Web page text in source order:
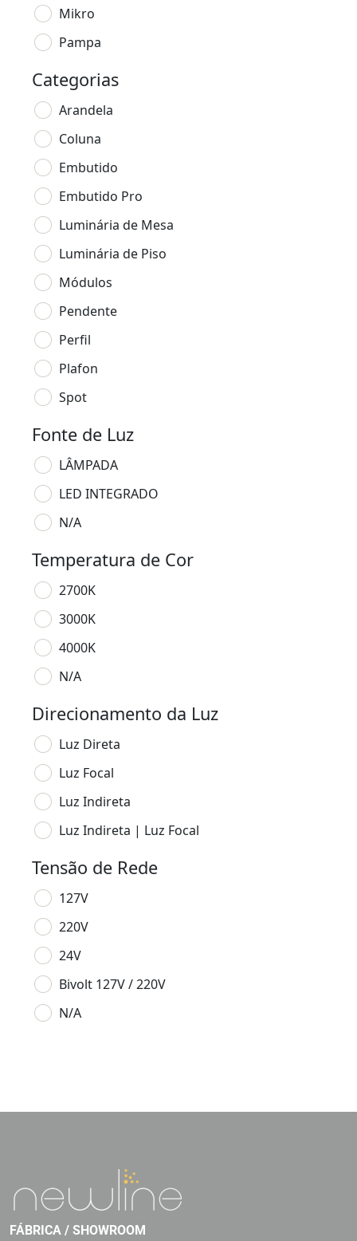
Mikro
Pampa
Categorias
Arandela
Coluna
Embutido
Embutido Pro
Luminária de Mesa
Luminária de Piso
Módulos
Pendente
Perfil
Plafon
Spot
Fonte de Luz
LÂMPADA
LED INTEGRADO
N/A
Temperatura de Cor
2700K
3000K
4000K
N/A
Direcionamento da Luz
Luz Direta
Luz Focal
Luz Indireta
Luz Indireta | Luz Focal
Tensão de Rede
127V
220V
24V
Bivolt 127V / 220V
N/A
FÁBRICA / SHOWROOM